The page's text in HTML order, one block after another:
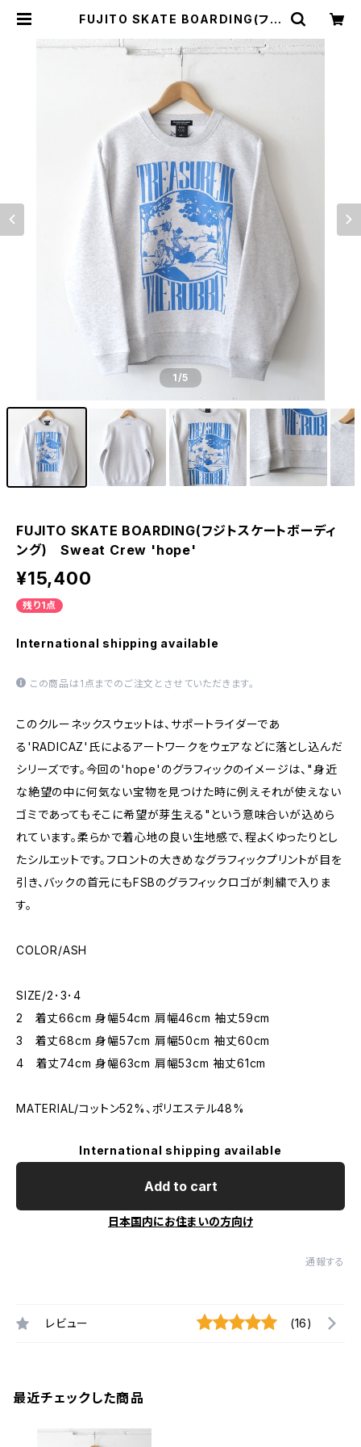
FUJITO SKATE BOARDING(フジ
rew 'hope' | サウスオレンジ｜メ
ンズ・レディースファッション通販サイ
ト
1/5
FUJITO SKATE BOARDING(フジトスケートボーディ
ング) Sweat Crew 'hope'
¥15,400
残り1点
International shipping available
この商品は1点までのご注文とさせていただきます。
このクルーネックスウェットは、サポートライダーであ
る'RADICAZ'氏によるアートワークをウェアなどに落とし込んだ
シリーズです。今回の'hope'のグラフィックのイメージは、"身近
な絶望の中に何気ない宝物を見つけた時に例えそれが使えない
ゴミであってもそこに希望が芽生える"という意味合いが込めら
れています。柔らかで着心地の良い生地感で、程よくゆったりとし
たシルエットです。フロントの大きめなグラフィックプリントが目を
引き、バックの首元にもFSBのグラフィックロゴが刺繍で入りま
す。
COLOR/ASH
SIZE/2･3･4
2 着丈66cm 身幅54cm 肩幅46cm 袖丈59cm
3 着丈68cm 身幅57cm 肩幅50cm 袖丈60cm
4 着丈74cm 身幅63cm 肩幅53cm 袖丈61cm
MATERIAL/コットン52%、ポリエステル48%
International shipping available
Add to cart
日本国内にお住まいの方向け
通報する
レビュー (16)
最近チェックした商品